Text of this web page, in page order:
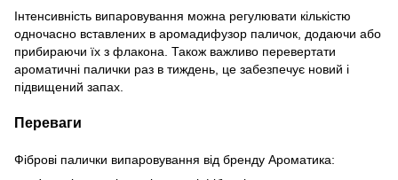
Інтенсивність випаровування можна регулювати кількістю
одночасно вставлених в аромадифузор паличок, додаючи або
прибираючи їх з флакона. Також важливо перевертати
ароматичні палички раз в тиждень, це забезпечує новий і
підвищений запах.
Переваги
Фіброві палички випаровування від бренду Ароматика: